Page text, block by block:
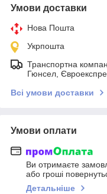
Умови доставки
Нова Пошта
Укрпошта
Транспортна
Гюнсел,
Всі умови доставки
Умови оплати
Ви отримаєте
або гроші
Детальніше